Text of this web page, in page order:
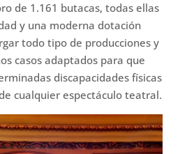
de 1.161 butacas, todas ellas
y una moderna dotación
todo tipo de producciones y
casos adaptados para que
discapacidades físicas
cualquier espectáculo teatral.